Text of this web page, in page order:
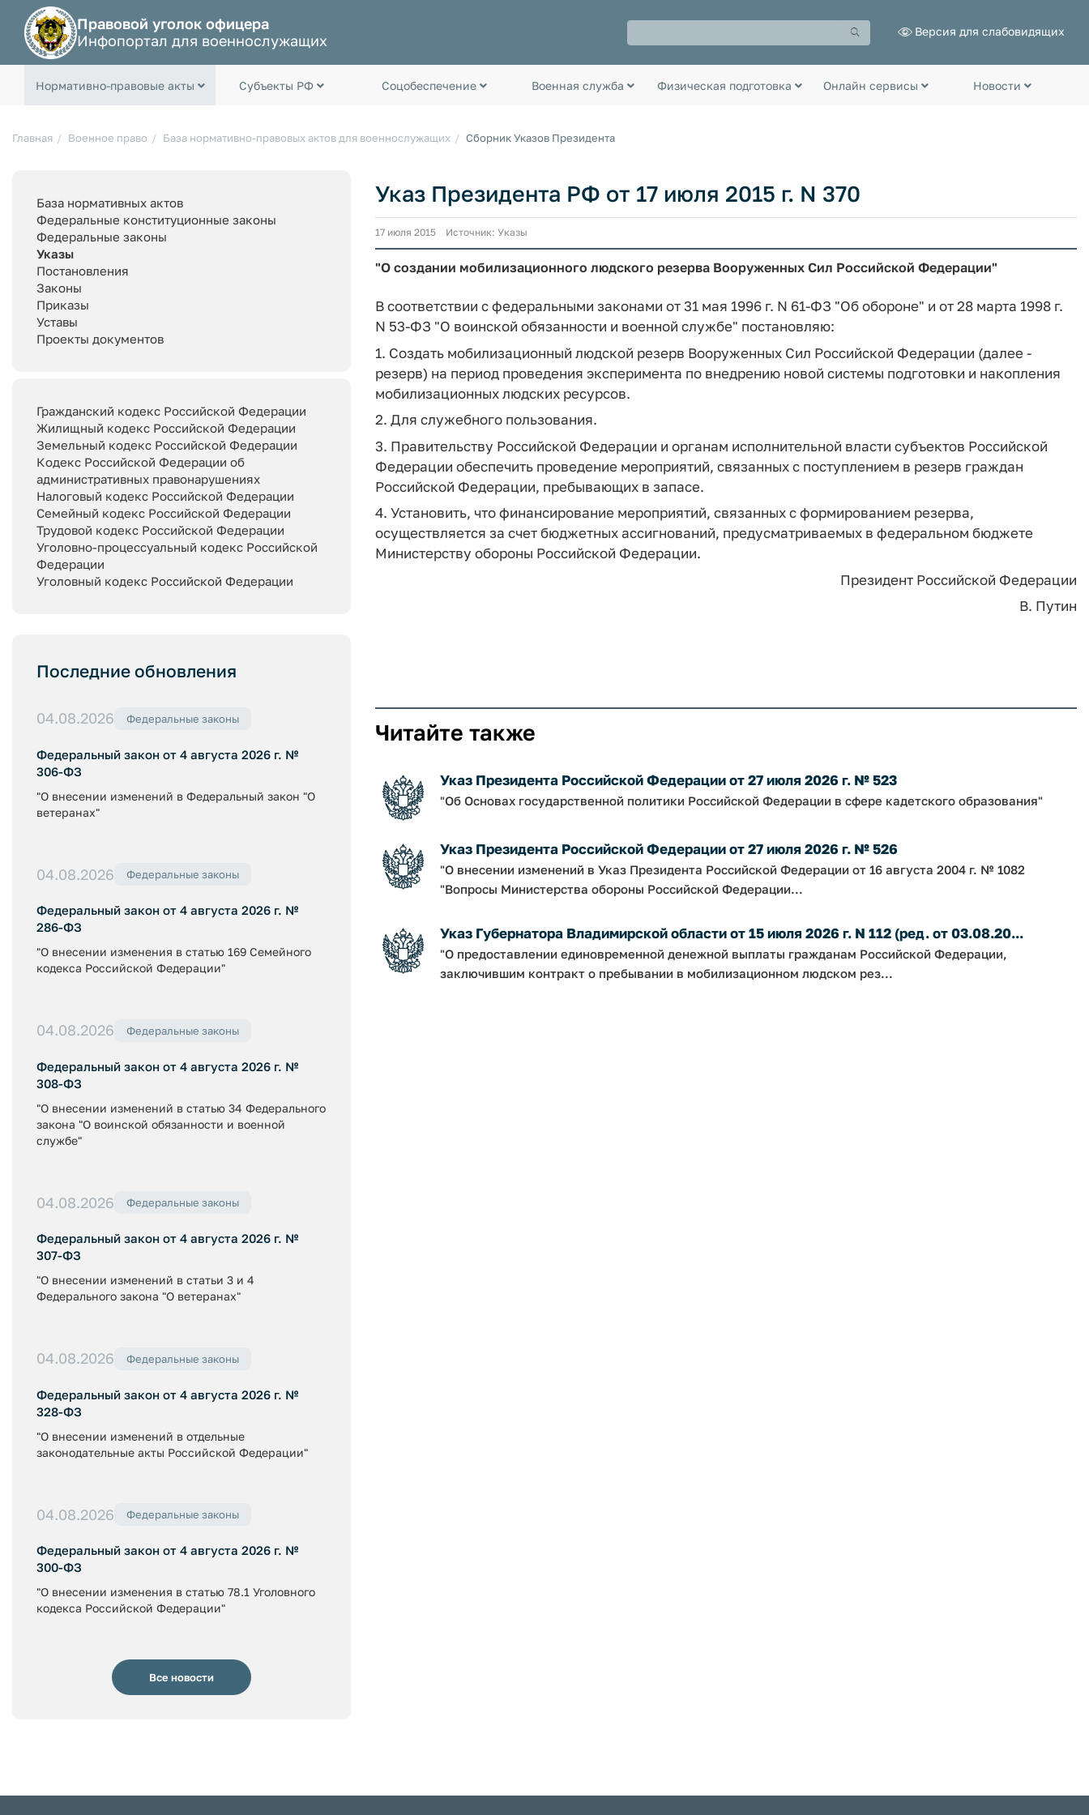
Правовой уголок офицера
Инфопортал для военнослужащих
Версия для слабовидящих
Нормативно-правовые акты Субъекты РФ Соцобеспечение Военная служба Физическая подготовка Онлайн сервисы Новости
Главная Военное право База нормативно-правовых актов для военнослужащих Сборник Указов Президента
База нормативных актов
Федеральные конституционные законы
Федеральные законы
Указы
Постановления
Законы
Приказы
Уставы
Проекты документов
Гражданский кодекс Российской Федерации
Жилищный кодекс Российской Федерации
Земельный кодекс Российской Федерации
Кодекс Российской Федерации об
административных правонарушениях
Налоговый кодекс Российской Федерации
Семейный кодекс Российской Федерации
Трудовой кодекс Российской Федерации
Уголовно-процессуальный кодекс Российской
Федерации
Уголовный кодекс Российской Федерации
Последние обновления
04.08.2026 Федеральные законы
Федеральный закон от 4 августа 2026 г. №
306-ФЗ
"О внесении изменений в Федеральный закон "О
ветеранах"
04.08.2026 Федеральные законы
Федеральный закон от 4 августа 2026 г. №
286-ФЗ
"О внесении изменения в статью 169 Семейного
кодекса Российской Федерации"
04.08.2026 Федеральные законы
Федеральный закон от 4 августа 2026 г. №
308-ФЗ
"О внесении изменений в статью 34 Федерального
закона "О воинской обязанности и военной
службе"
04.08.2026 Федеральные законы
Федеральный закон от 4 августа 2026 г. №
307-ФЗ
"О внесении изменений в статьи 3 и 4
Федерального закона "О ветеранах"
04.08.2026 Федеральные законы
Федеральный закон от 4 августа 2026 г. №
328-ФЗ
"О внесении изменений в отдельные
законодательные акты Российской Федерации"
04.08.2026 Федеральные законы
Федеральный закон от 4 августа 2026 г. №
300-ФЗ
"О внесении изменения в статью 78.1 Уголовного
кодекса Российской Федерации"
Все новости
Указ Президента РФ от 17 июля 2015 г. N 370
17 июля 2015 Источник: Указы
"О создании мобилизационного людского резерва Вооруженных Сил Российской Федерации"
В соответствии с федеральными законами от 31 мая 1996 г. N 61-ФЗ "Об обороне" и от 28 марта 1998 г.
N 53-ФЗ "О воинской обязанности и военной службе" постановляю:
1. Создать мобилизационный людской резерв Вооруженных Сил Российской Федерации (далее -
резерв) на период проведения эксперимента по внедрению новой системы подготовки и накопления
мобилизационных людских ресурсов.
2. Для служебного пользования.
3. Правительству Российской Федерации и органам исполнительной власти субъектов Российской
Федерации обеспечить проведение мероприятий, связанных с поступлением в резерв граждан
Российской Федерации, пребывающих в запасе.
4. Установить, что финансирование мероприятий, связанных с формированием резерва,
осуществляется за счет бюджетных ассигнований, предусматриваемых в федеральном бюджете
Министерству обороны Российской Федерации.
Президент Российской Федерации
В. Путин
Читайте также
Указ Президента Российской Федерации от 27 июля 2026 г. № 523
"Об Основах государственной политики Российской Федерации в сфере кадетского образования"
Указ Президента Российской Федерации от 27 июля 2026 г. № 526
"О внесении изменений в Указ Президента Российской Федерации от 16 августа 2004 г. № 1082
"Вопросы Министерства обороны Российской Федерации...
Указ Губернатора Владимирской области от 15 июля 2026 г. N 112 (ред. от 03.08.20...
"О предоставлении единовременной денежной выплаты гражданам Российской Федерации,
заключившим контракт о пребывании в мобилизационном людском рез...